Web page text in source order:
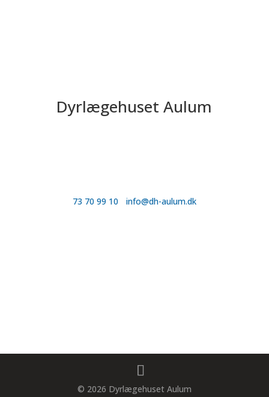
Dyrlægehuset Aulum
73 70 99 10 info@dh-aulum.dk
© 2026 Dyrlægehuset Aulum